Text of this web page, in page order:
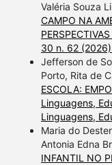
Valéria Souza
CAMPO NA
PERSPECTIVAS
30 n. 62
Jefferson de
Porto, Rita de
ESCOLA:
Linguagens,
Linguagens,
Maria do
Antonia Edna
INFANTIL NO